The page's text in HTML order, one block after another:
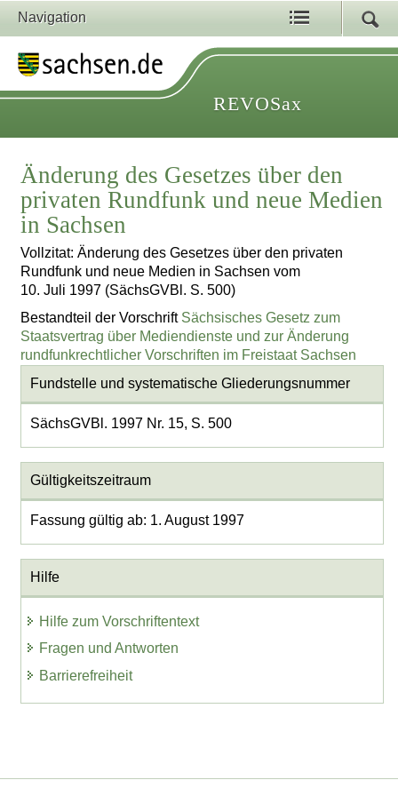
Navigation
REVOSax
Änderung des Gesetzes über den
privaten Rundfunk und neue Medien
in Sachsen
Vollzitat: Änderung des Gesetzes über den privaten
Rundfunk und neue Medien in Sachsen vom
10. Juli 1997 (SächsGVBl. S. 500)
Bestandteil der Vorschrift Sächsisches Gesetz zum
Staatsvertrag über Mediendienste und zur Änderung
rundfunkrechtlicher Vorschriften im Freistaat Sachsen
Fundstelle und systematische Gliederungsnummer
SächsGVBl. 1997 Nr. 15, S. 500
Gültigkeitszeitraum
Fassung gültig ab: 1. August 1997
Hilfe
Hilfe zum Vorschriftentext
Fragen und Antworten
Barrierefreiheit